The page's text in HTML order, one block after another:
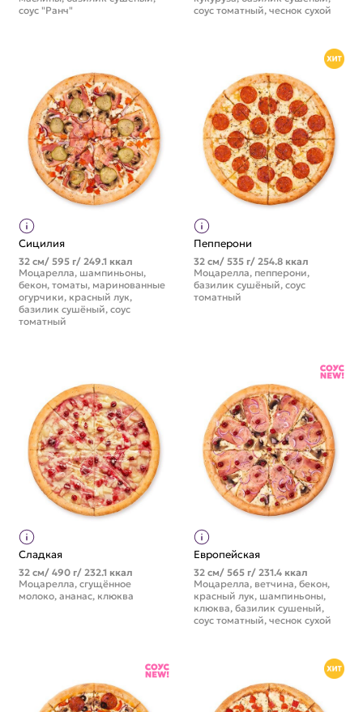
соус "Ранч"
соус томатный, чеснок сухой
Сицилия
32 см/ 595 г/ 249.1 ккал
Моцарелла, шампиньоны,
бекон, томаты, маринованные
огурчики, красный лук,
базилик сушёный, соус
томатный
Пепперони
32 см/ 535 г/ 254.8 ккал
Моцарелла, пепперони,
базилик сушёный, соус
томатный
Сладкая
32 см/ 490 г/ 232.1 ккал
Моцарелла, сгущённое
молоко, ананас, клюква
Европейская
32 см/ 565 г/ 231.4 ккал
Моцарелла, ветчина, бекон,
красный лук, шампиньоны,
клюква, базилик сушеный,
соус томатный, чеснок сухой